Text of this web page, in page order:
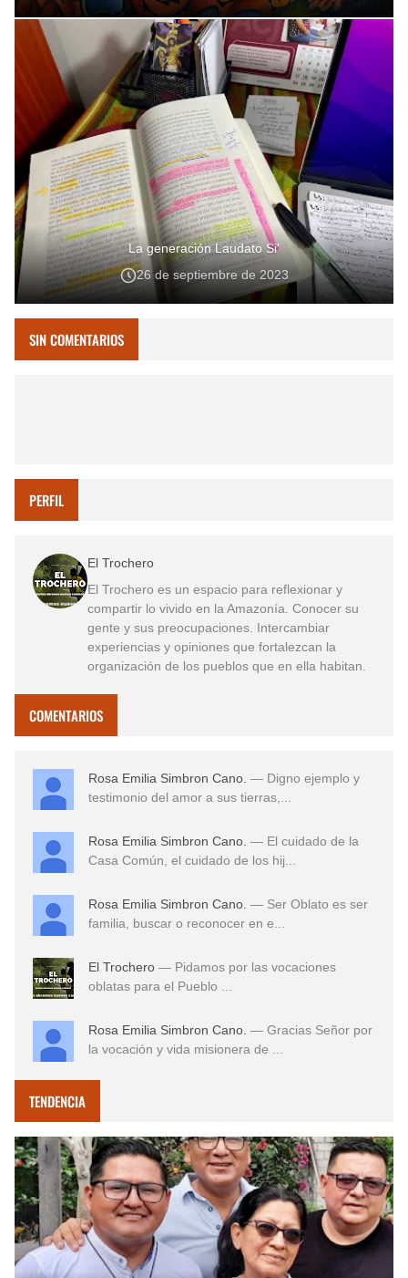
La generación Laudato Si'
26 de septiembre de 2023
SIN COMENTARIOS
PERFIL
El Trochero
El Trochero es un espacio para reflexionar y
compartir lo vivido en la Amazonía. Conocer su
gente y sus preocupaciones. Intercambiar
experiencias y opiniones que fortalezcan la
organización de los pueblos que en ella habitan.
COMENTARIOS
Rosa Emilia Simbron Cano. — Digno ejemplo y
testimonio del amor a sus tierras,...
Rosa Emilia Simbron Cano. — El cuidado de la
Casa Común, el cuidado de los hij...
Rosa Emilia Simbron Cano. — Ser Oblato es ser
familia, buscar o reconocer en e...
El Trochero — Pidamos por las vocaciones
oblatas para el Pueblo ...
Rosa Emilia Simbron Cano. — Gracias Señor por
la vocación y vida misionera de ...
TENDENCIA